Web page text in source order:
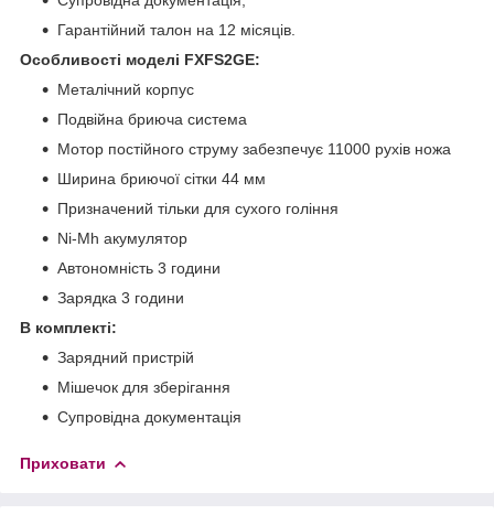
Гарантійний талон на 12 місяців.
Особливості моделі FXFS2GE:
Металічний корпус
Подвійна бриюча система
Мотор постійного струму забезпечує 11000 рухів ножа
Ширина бриючої сітки 44 мм
Призначений тільки для сухого гоління
Ni-Mh акумулятор
Автономність 3 години
Зарядка 3 години
В комплекті:
Зарядний пристрій
Мішечок для зберігання
Супровідна документація
Приховати